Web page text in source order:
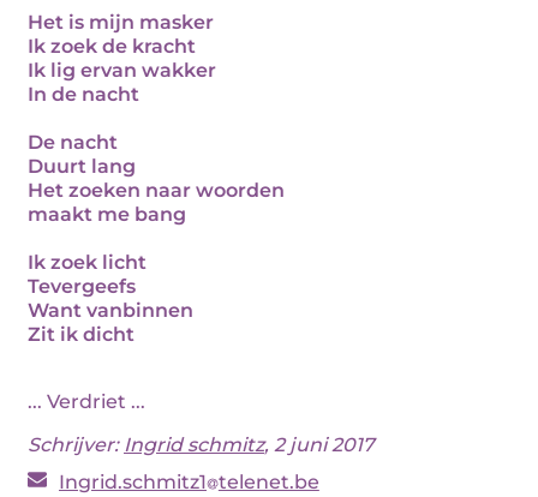
Het is mijn masker
Ik zoek de kracht
Ik lig ervan wakker
In de nacht
De nacht
Duurt lang
Het zoeken naar woorden
maakt me bang
Ik zoek licht
Tevergeefs
Want vanbinnen
Zit ik dicht
... Verdriet ...
Schrijver: Ingrid schmitz, 2 juni 2017
Ingrid.schmitz1 telenet.be